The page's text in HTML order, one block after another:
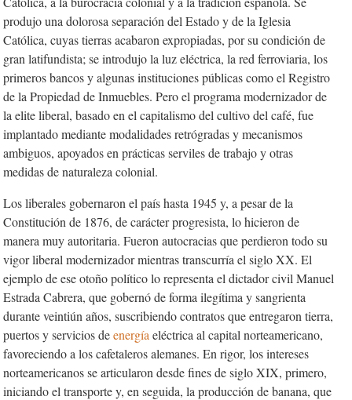
produjo una dolorosa separación del Estado y de la Iglesia
Católica, cuyas tierras acabaron expropiadas, por su condición de
gran latifundista; se introdujo la luz eléctrica, la red ferroviaria, los
primeros bancos y algunas instituciones públicas como el Registro
de la Propiedad de Inmuebles. Pero el programa modernizador de
la elite liberal, basado en el capitalismo del cultivo del café, fue
implantado mediante modalidades retrógradas y mecanismos
ambiguos, apoyados en prácticas serviles de trabajo y otras
medidas de naturaleza colonial.
Los liberales gobernaron el país hasta 1945 y, a pesar de la
Constitución de 1876, de carácter progresista, lo hicieron de
manera muy autoritaria. Fueron autocracias que perdieron todo su
vigor liberal modernizador mientras transcurría el siglo XX. El
ejemplo de ese otoño político lo representa el dictador civil Manuel
Estrada Cabrera, que gobernó de forma ilegítima y sangrienta
durante veintiún años, suscribiendo contratos que entregaron tierra,
puertos y servicios deenergía eléctrica al capital norteamericano,
favoreciendo a los cafetaleros alemanes. En rigor, los intereses
norteamericanos se articularon desde fines de siglo XIX, primero,
iniciando el transporte y, en seguida, la producción de banana, que